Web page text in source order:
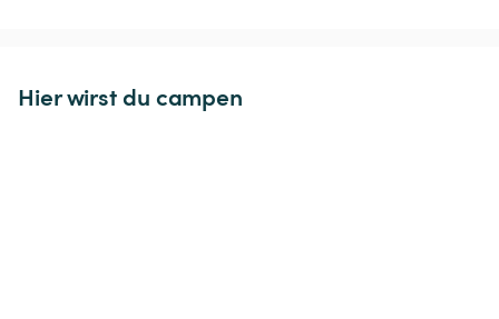
Hier wirst du campen